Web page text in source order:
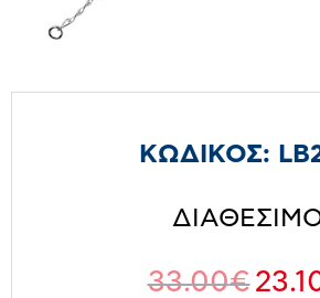
ΚΩΔΙΚΟΣ:
33.00€